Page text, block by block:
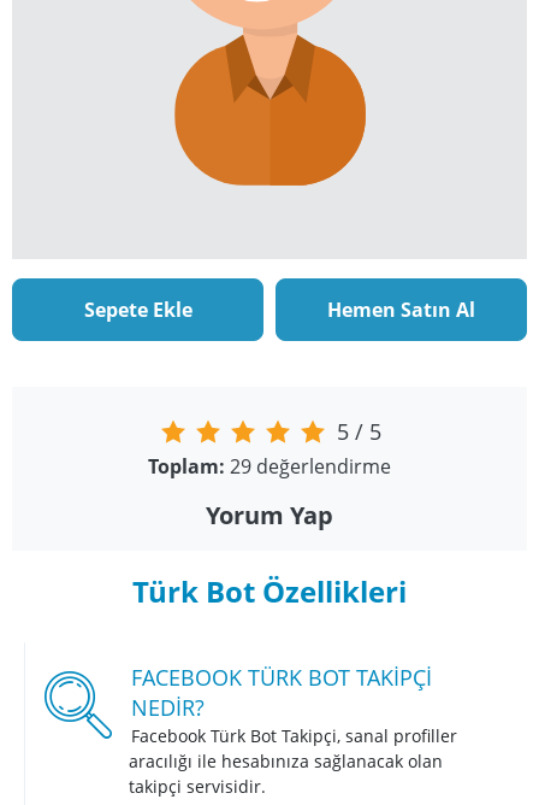
Sepete Ekle Hemen Satın Al
5/ 5
Toplam: 29 değerlendirme
Yorum Yap
Türk Bot Özellikleri
FACEBOOK TÜRK BOT TAKIPÇI
NEDIR?
Facebook Türk Bot Takipçi, sanal profiller
aracılığı ile hesabınıza sağlanacak olan
takipçi servisidir.